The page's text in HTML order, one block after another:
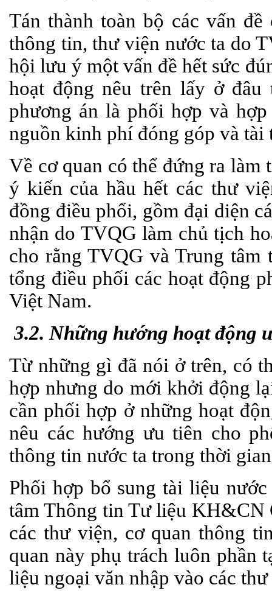
Tán thành toàn bộ các vấn
thông tin, thư viện nước ta do
hội lưu ý một vấn đề hết sức
hoạt động nêu trên lấy ở
phương án là phối hợp và
nguồn kinh phí đóng góp và tài
Về cơ quan có thể đứng ra làm
ý kiến của hầu hết các thư
đồng điều phối, gồm đại diện
nhận do TVQG làm chủ tịch
cho rằng TVQG và Trung
tổng điều phối các hoạt động
Việt Nam.
3.2. Những hướng hoạt động
Từ những gì đã nói ở trên, có
hợp nhưng do mới khởi động
cần phối hợp ở những hoạt
nêu các hướng ưu tiên cho
thông tin nước ta trong thời
Phối hợp bổ sung tài liệu
tâm Thông tin Tư liệu KH&CN
các thư viện, cơ quan thông
quan này phụ trách luôn phần
liệu ngoại văn nhập vào các